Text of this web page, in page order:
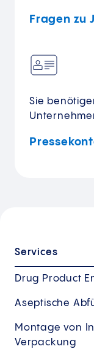
Fragen zu
Sie
Services
Drug Product
Aseptische
Montage von
Verpackung